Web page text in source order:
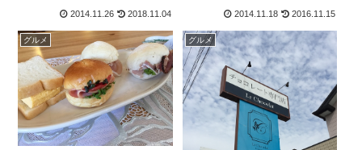
さんの新感覚クッキー
魂」！
2014.11.26 2018.11.04 2014.11.18 2016.11.15
グルメ グルメ